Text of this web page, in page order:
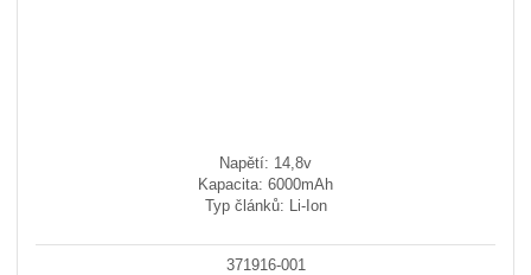
Napětí: 14,8v
Kapacita: 6000mAh
Typ článků: Li-Ion
371916-001